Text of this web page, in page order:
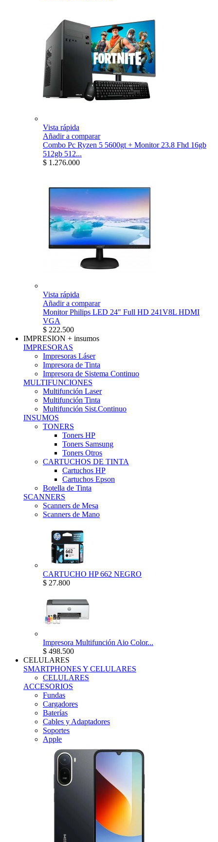
Vista rápida
Añadir a comparar
Combo Pc Ryzen 5 5600gt + Monitor 23.8 Fhd 16gb
512gb 512...
$ 1.276.000
Vista rápida
Añadir a comparar
Monitor Philips LED 24" Full HD 241V8L HDMI
VGA
$ 222.500
IMPRESION + insumos
IMPRESORAS
Impresoras Láser
Impresora de Tinta
Impresora de Sistema Continuo
MULTIFUNCIONES
Multifunción Laser
Multifunción Tinta
Multifunción Sist.Continuo
INSUMOS
TONERS
Toners HP
Toners Samsung
Toners Otros
CARTUCHOS DE TINTA
Cartuchos HP
Cartuchos Epson
Botella de Tinta
SCANNERS
Scanners de Mesa
Scanners de Mano
CARTUCHO HP 662 NEGRO
$ 27.800
Impresora Multifunción Aio Color...
$ 498.500
CELULARES
SMARTPHONES Y CELULARES
CELULARES
ACCESORIOS
Fundas
Cargadores
Baterías
Cables y Adaptadores
Soportes
Apple